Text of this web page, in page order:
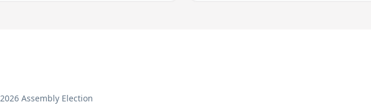
Assembly Election